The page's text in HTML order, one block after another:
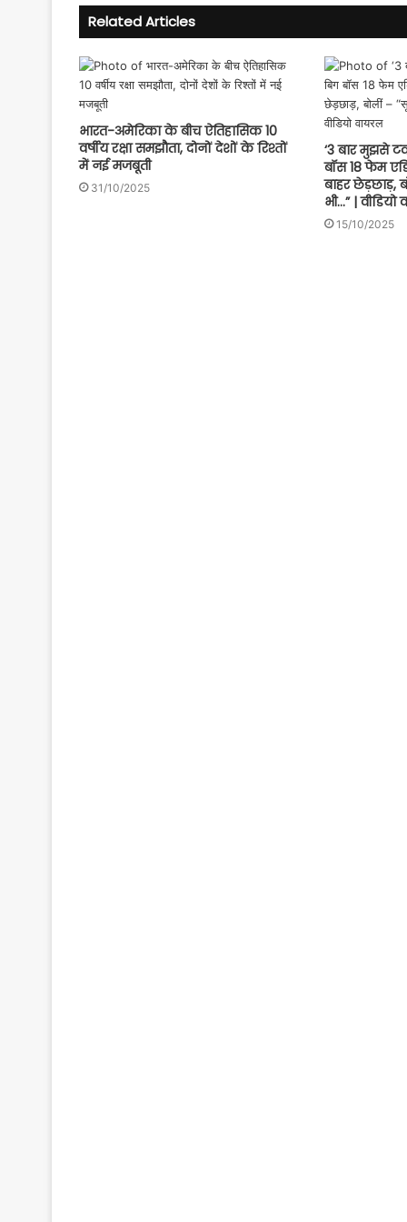
Related Articles
भारत-अमेरिका के बीच ऐतिहासिक 10
वर्षीय रक्षा समझौता, दोनों देशों के रिश्तों
में नई मजबूती
31/10/2025
‘3 बार मुझसे
बॉस 18 फेम
बाहर छेड़छाड़,
भी…” | वीडियो
15/10/2025